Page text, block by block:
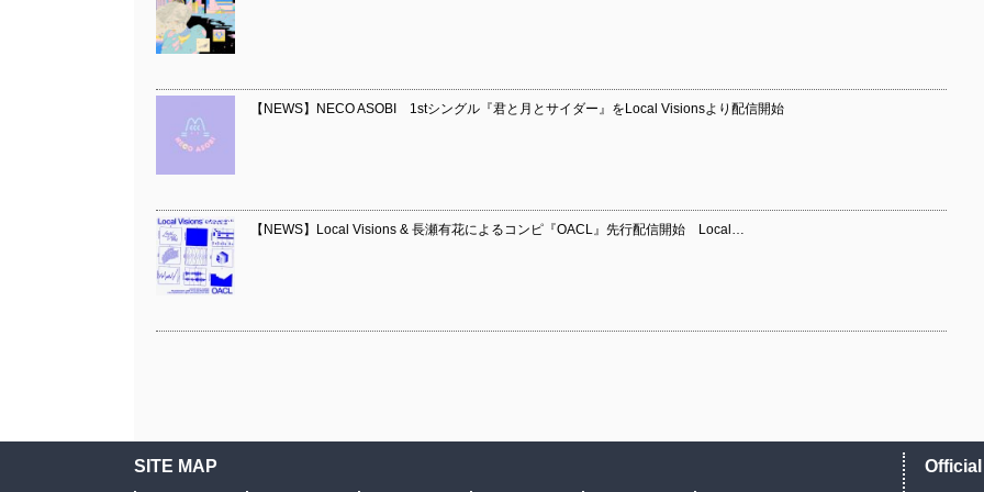
【NEWS】NECO ASOBI 1stシングル『君と月とサイダー』をLocal Visionsより配信開始
【NEWS】Local Visions & 長瀬有花によるコンピ『OACL』先行配信開始 Local…
SITE MAP